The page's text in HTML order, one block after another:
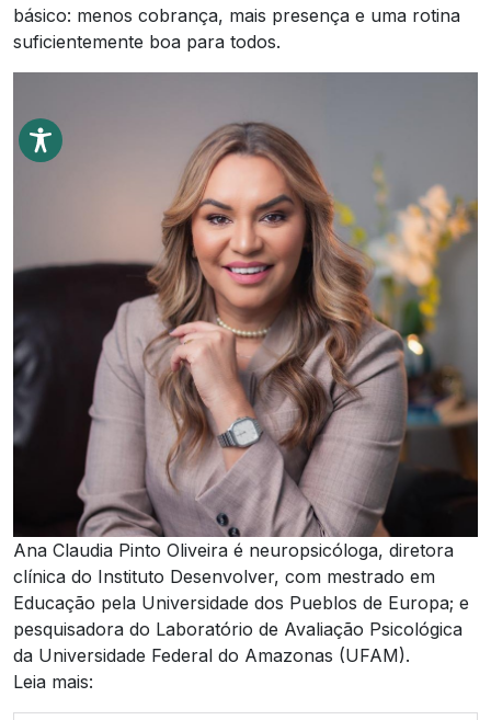
básico: menos cobrança, mais presença e uma rotina
suficientemente boa para todos.
Ana Claudia Pinto Oliveira é neuropsicóloga, diretora
clínica do Instituto Desenvolver, com mestrado em
Educação pela Universidade dos Pueblos de Europa; e
pesquisadora do Laboratório de Avaliação Psicológica
da Universidade Federal do Amazonas (UFAM).
Leia mais: